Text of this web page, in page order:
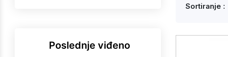
Poslednje viđeno
Sortiranje :